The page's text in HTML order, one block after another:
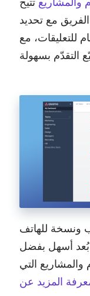
مع تحديد
للتعليقات، مع
للهاتف
بُعد أسهل بفضل
والمشاريع التي